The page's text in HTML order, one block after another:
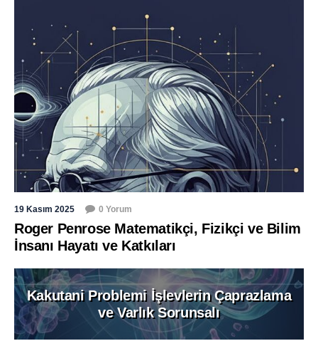
19 Kasım 2025 0 Yorum
Roger Penrose Matematikçi, Fizikçi ve Bilim
İnsanı Hayatı ve Katkıları
Kakutani Problemi İşlevlerin Çaprazlama
ve Varlık Sorunsalı